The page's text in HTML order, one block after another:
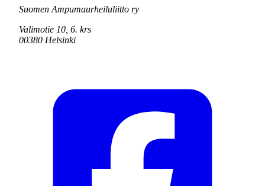
Suomen Ampumaurheiluliitto ry
Valimotie 10, 6. krs
00380 Helsinki